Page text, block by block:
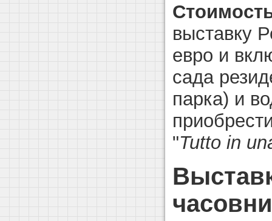
выставку
евро и
сада
парка) и
"Tutto in